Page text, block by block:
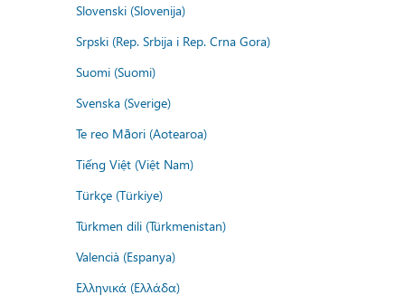
Slovenski (Slovenija)
Srpski (Rep. Srbija i Rep. Crna Gora)
Suomi (Suomi)
Svenska (Sverige)
Te reo Māori (Aotearoa)
Tiếng Việt (Việt Nam)
Türkçe (Türkiye)
Türkmen dili (Türkmenistan)
Valencià (Espanya)
Ελληνικά (Ελλάδα)